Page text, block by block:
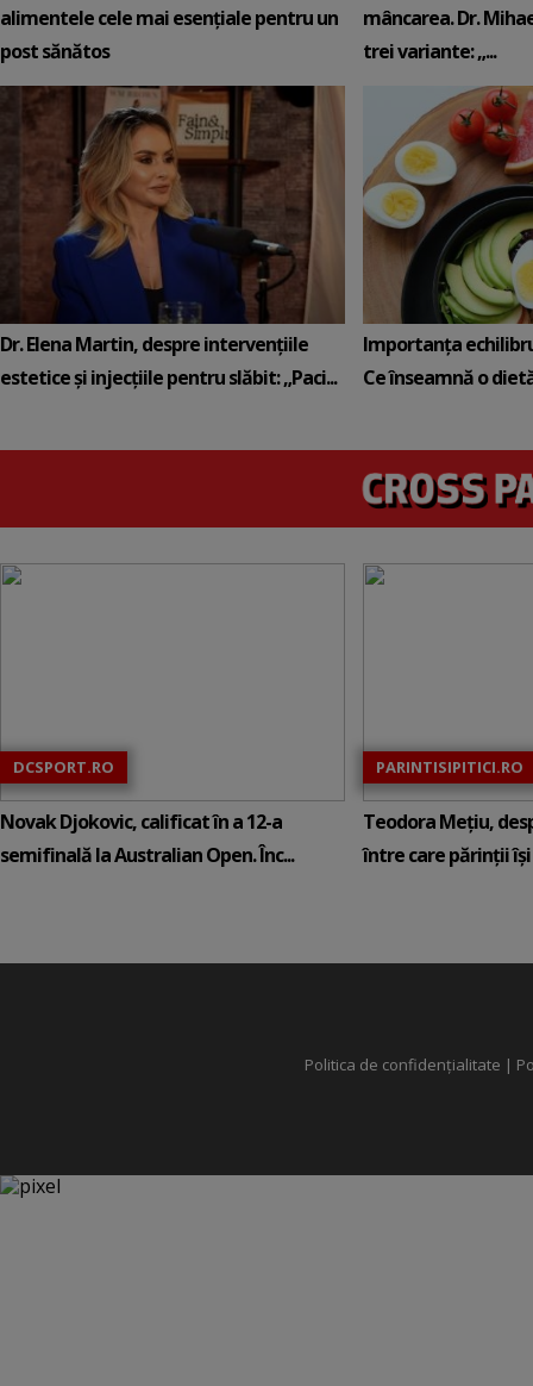
alimentele cele mai esențiale pentru un
post sănătos
mâncarea. Dr.
trei variante: „...
Dr. Elena Martin, despre intervențiile
estetice și injecțiile pentru slăbit: „Paci...
Importanța
Ce înseamnă o
DCSPORT.RO
Novak Djokovic, calificat în a 12-a
semifinală la Australian Open. Înc...
PARINTISIPITICI.RO
Teodora Mețiu,
între care părinții își
Politica de confidențialitate |